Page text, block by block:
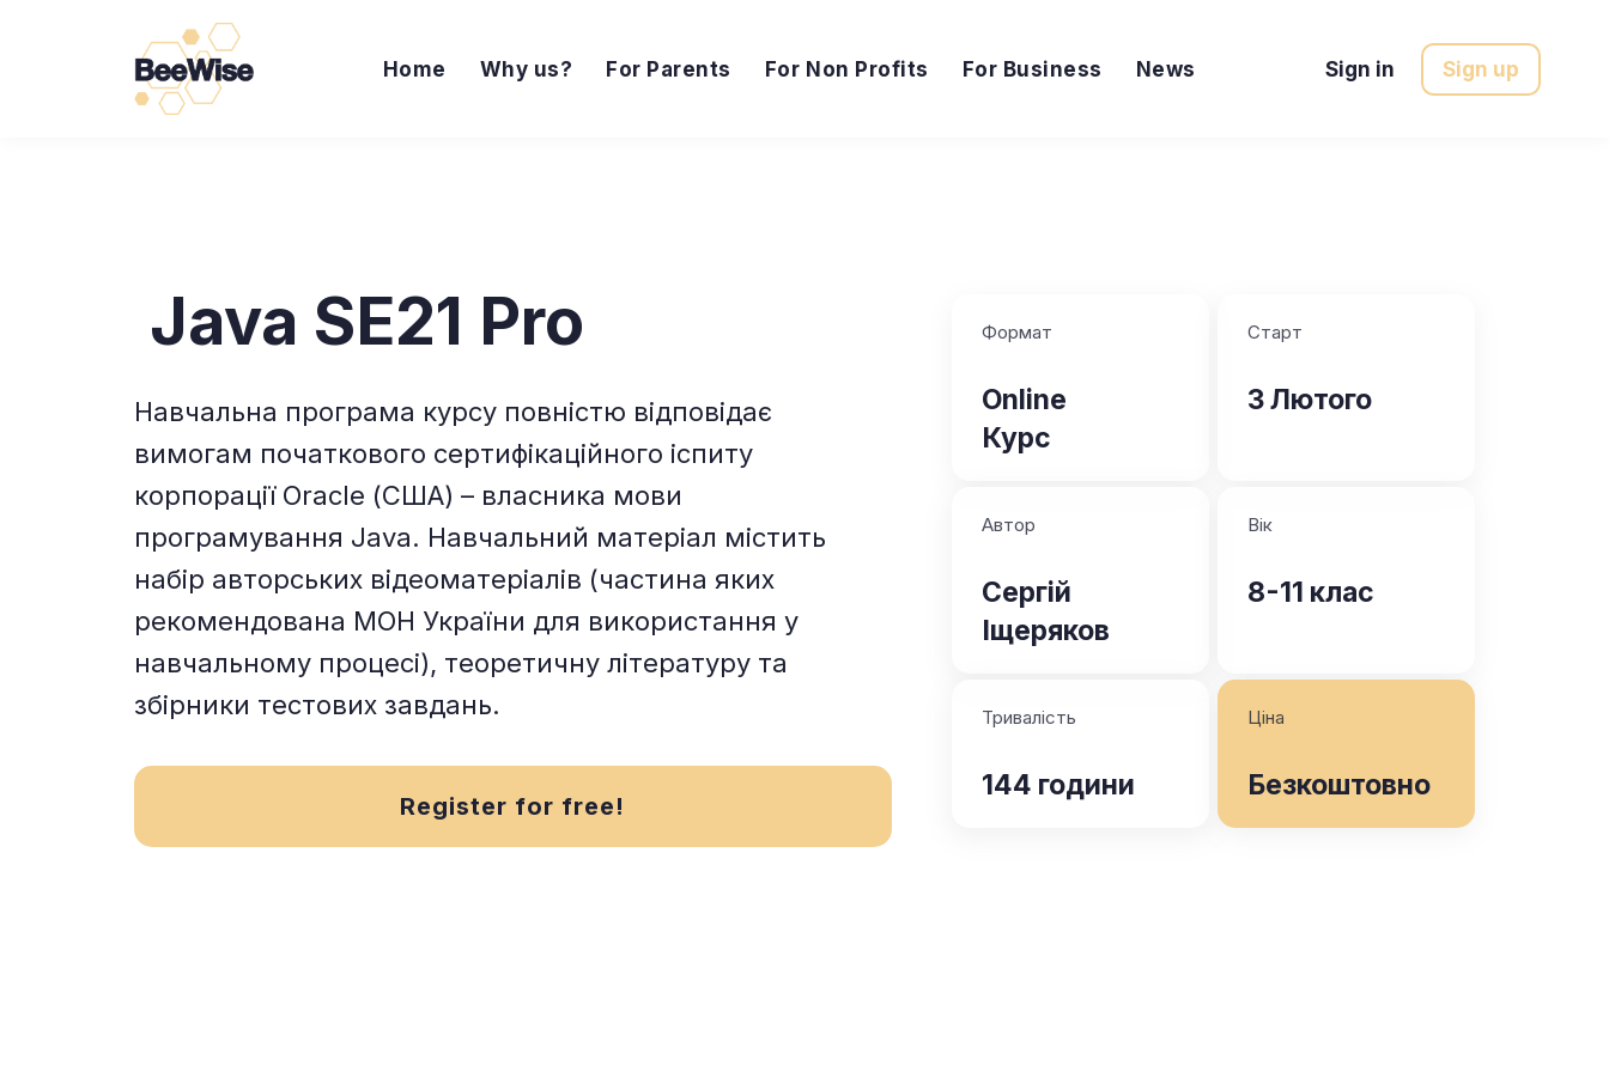
Home Why us? For Parents For Non Profits For Business News Sign in Sign up
Java SE21 Pro
Навчальна програма курсу повністю відповідає
вимогам початкового сертифікаційного іспиту
корпорації Oracle (США) – власника мови
програмування Java. Навчальний матеріал містить
набір авторських відеоматеріалів (частина яких
рекомендована МОН України для використання у
навчальному процесі), теоретичну літературу та
збірники тестових завдань.
Register for free!
Формат
Online
Курс
Старт
3 Лютого
Автор
Сергій
Іщеряков
Вік
8-11 клас
Тривалість
144 години
Ціна
Безкоштовно